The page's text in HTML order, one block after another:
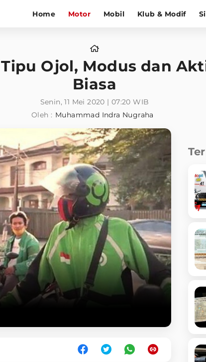
Home Motor Mobil Klub & Modif
Ojol, Modus dan
Biasa
Senin, 11 Mei 2020 | 07:20 WIB
Oleh : Muhammad Indra Nugraha